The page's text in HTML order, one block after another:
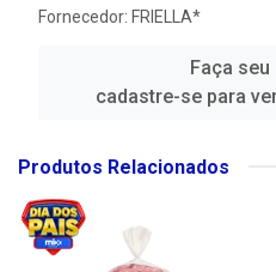
Fornecedor: FRIELLA*
Faça
cadastre-se para
Produtos Relacionados